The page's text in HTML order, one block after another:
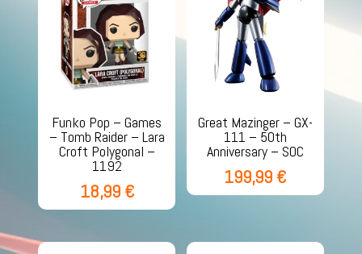
Funko Pop – Games
– Tomb Raider – Lara
Croft Polygonal –
1192
18,99 €
Great Mazinger – GX-
111 – 50th
Anniversary – SOC
199,99 €